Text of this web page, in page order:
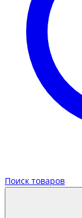
Поиск товаров